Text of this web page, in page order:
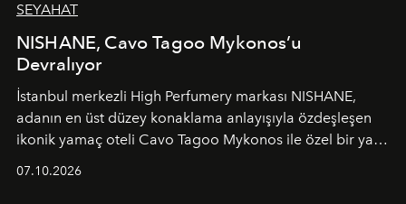
SEYAHAT
NISHANE, Cavo Tagoo Mykonos’u
Devralıyor
İstanbul merkezli High Perfumery markası NISHANE,
adanın en üst düzey konaklama anlayışıyla özdeşleşen
ikonik yamaç oteli Cavo Tagoo Mykonos ile özel bir yaz
07.10.2026